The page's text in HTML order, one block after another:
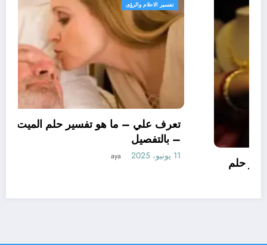
تفسير الاحلام والرؤى
تعرف علي – ما هو تأويل ابن سيرين لتفسير حلم